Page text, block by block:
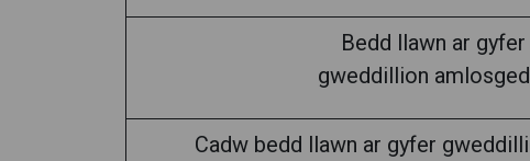
Bedd llawn ar gyfer
gweddillion
Cadw bedd llawn ar gyfer